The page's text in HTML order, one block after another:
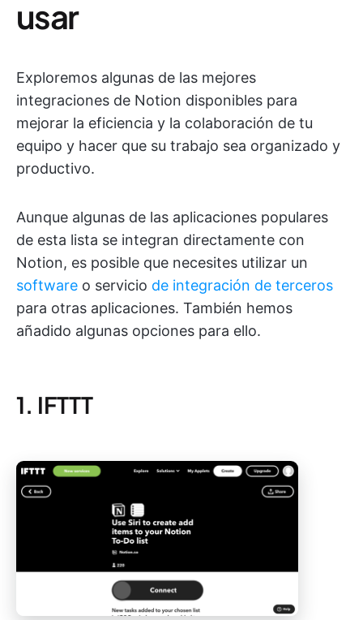
usar
Exploremos algunas de las mejores
integraciones de Notion disponibles para
mejorar la eficiencia y la colaboración de tu
equipo y hacer que su trabajo sea organizado y
productivo.
Aunque algunas de las aplicaciones populares
de esta lista se integran directamente con
Notion, es posible que necesites utilizar un
software o servicio de integración de terceros
para otras aplicaciones. También hemos
añadido algunas opciones para ello.
1. IFTTT